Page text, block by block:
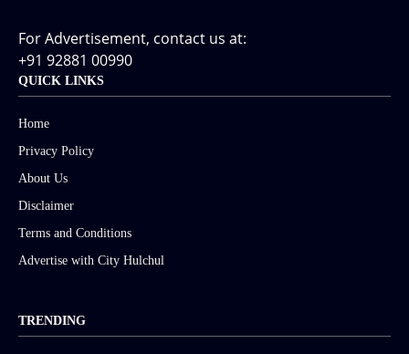
For Advertisement, contact us at:
+91 92881 00990
QUICK LINKS
Home
Privacy Policy
About Us
Disclaimer
Terms and Conditions
Advertise with City Hulchul
TRENDING